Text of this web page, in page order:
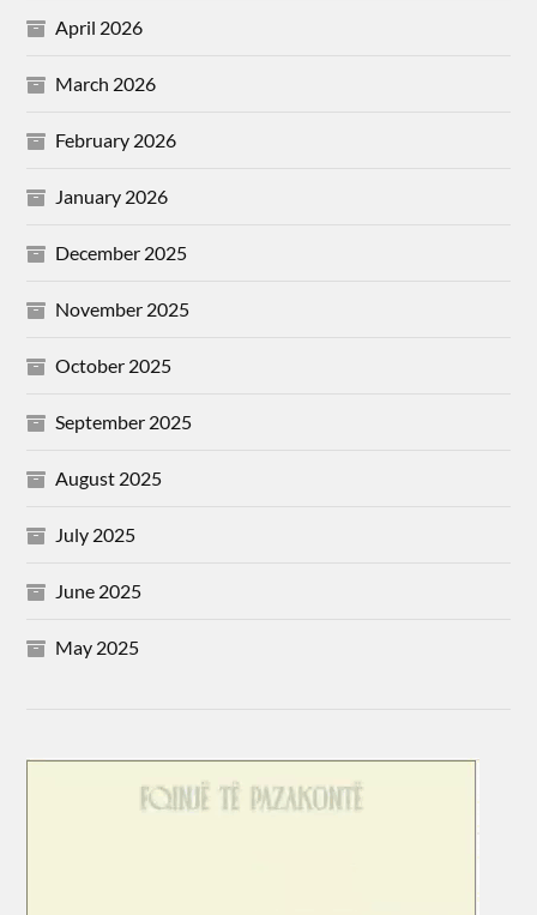
April 2026
March 2026
February 2026
January 2026
December 2025
November 2025
October 2025
September 2025
August 2025
July 2025
June 2025
May 2025